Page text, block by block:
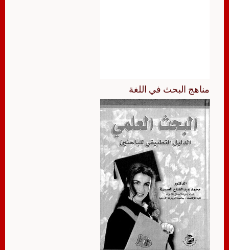
مناهج البحث في اللغة